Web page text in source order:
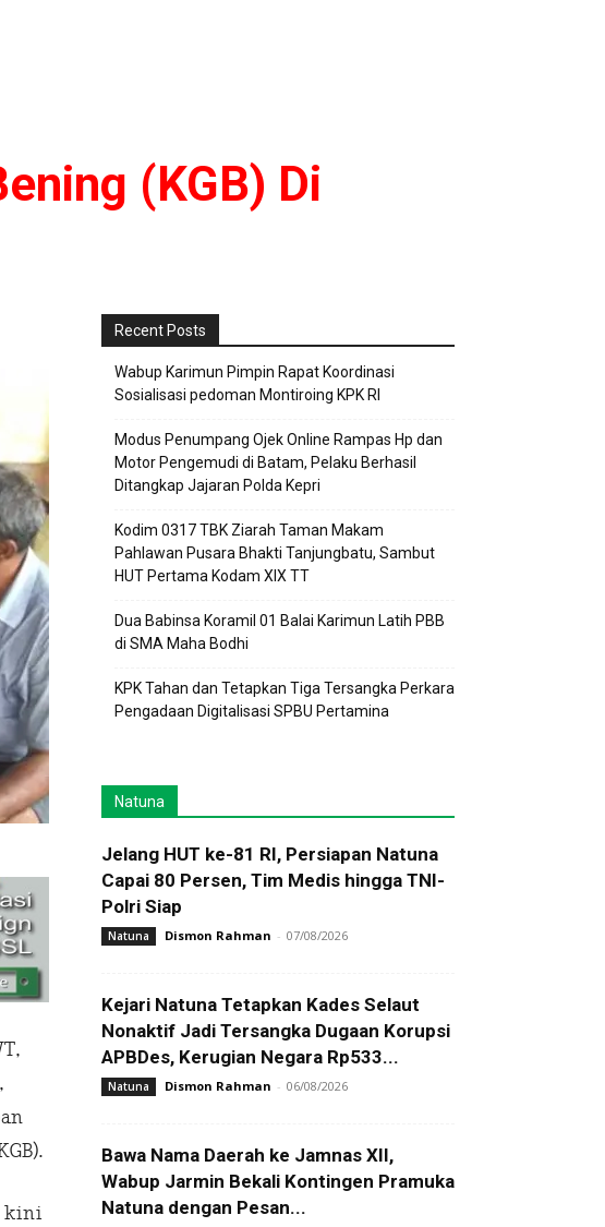
(KGB) Di
kini
Recent Posts
Wabup Karimun Pimpin Rapat Koordinasi
Sosialisasi pedoman Montiroing KPK RI
Modus Penumpang Ojek Online Rampas Hp dan
Motor Pengemudi di Batam, Pelaku Berhasil
Ditangkap Jajaran Polda Kepri
Kodim 0317 TBK Ziarah Taman Makam
Pahlawan Pusara Bhakti Tanjungbatu, Sambut
HUT Pertama Kodam XIX TT
Dua Babinsa Koramil 01 Balai Karimun Latih PBB
di SMA Maha Bodhi
KPK Tahan dan Tetapkan Tiga Tersangka Perkara
Pengadaan Digitalisasi SPBU Pertamina
Natuna
Jelang HUT ke-81 RI, Persiapan Natuna
Capai 80 Persen, Tim Medis hingga TNI-
Polri Siap
Natuna Dismon Rahman - 07/08/2026
Kejari Natuna Tetapkan Kades Selaut
Nonaktif Jadi Tersangka Dugaan Korupsi
APBDes, Kerugian Negara Rp533...
Natuna Dismon Rahman - 06/08/2026
Bawa Nama Daerah ke Jamnas XII,
Wabup Jarmin Bekali Kontingen Pramuka
Natuna dengan Pesan...